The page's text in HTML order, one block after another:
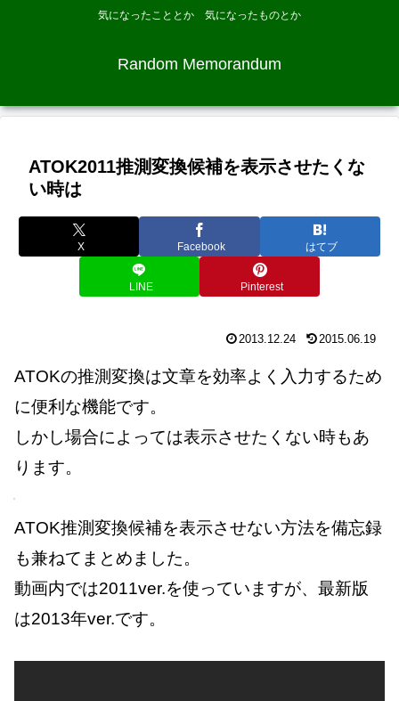
気になったこととか 気になったものとか
Random Memorandum
ATOK2011推測変換候補を表示させたくな
い時は
X Facebook はてブ
LINE Pinterest
2013.12.24 2015.06.19
ATOKの推測変換は文章を効率よく入力するため
に便利な機能です。
しかし場合によっては表示させたくない時もあ
ります。
ATOK推測変換候補を表示させない方法を備忘録
も兼ねてまとめました。
動画内では2011ver.を使っていますが、最新版
は2013年ver.です。